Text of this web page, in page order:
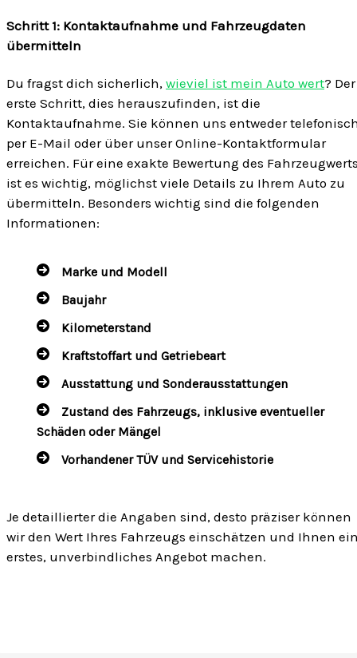
Schritt 1: Kontaktaufnahme und Fahrzeugdaten
übermitteln
Du fragst dich sicherlich, wieviel ist mein Auto wert? Der
erste Schritt, dies herauszufinden, ist die
Kontaktaufnahme. Sie können uns entweder
per E-Mail oder über unser Online-Kontaktformular
erreichen. Für eine exakte Bewertung des
ist es wichtig, möglichst viele Details zu Ihrem Auto zu
übermitteln. Besonders wichtig sind die folgenden
Informationen:
Marke und Modell
Baujahr
Kilometerstand
Kraftstoffart und Getriebeart
Ausstattung und Sonderausstattungen
Zustand des Fahrzeugs, inklusive eventueller
Schäden oder Mängel
Vorhandener TÜV und Servicehistorie
Je detaillierter die Angaben sind, desto präziser können
wir den Wert Ihres Fahrzeugs einschätzen und Ihnen
erstes, unverbindliches Angebot machen.